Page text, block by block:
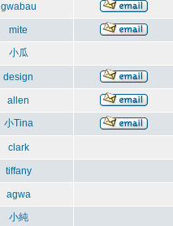
gwabau
mite
小瓜
design
allen
小Tina
clark
tiffany
agwa
小純